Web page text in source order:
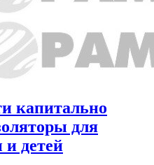
капитально
для
детей